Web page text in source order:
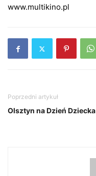
www.multikino.pl
Poprzedni artykuł
Olsztyn na Dzień Dziecka